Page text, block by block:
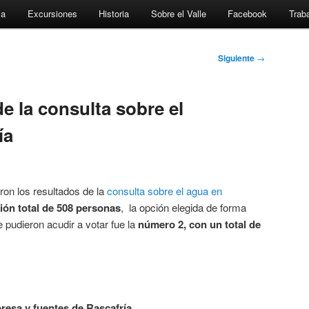
Excursiones Historia Sobre el Valle Facebook
Siguiente →
la consulta sobre el
los resultados de laconsulta sobre el agua en
total de 508 personas, la opción elegida de forma
acudir a votar fue la número 2, con un total de